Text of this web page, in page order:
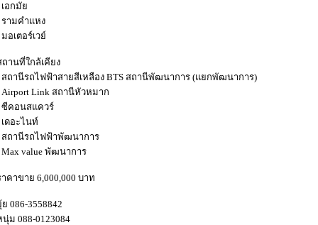
เอกมัย
รามคำแหง
มอเตอร์เวย์
ถานที่ใกล้เคียง
สถานีรถไฟฟ้าสายสีเหลือง BTS สถานีพัฒนาการ (แยกพัฒนาการ)
Airport Link สถานีหัวหมาก
ซีคอนสแควร์
เดอะไนท์
สถานีรถไฟฟ้าพัฒนาการ
Max value พัฒนาการ
าคาขาย 6,000,000 บาท
086-3558842
นุ่ม 088-0123084